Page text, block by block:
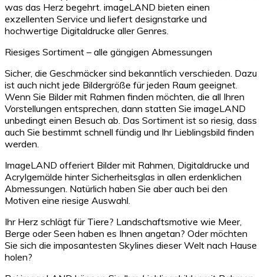
was das Herz begehrt. imageLAND bieten einen
exzellenten Service und liefert designstarke und
hochwertige Digitaldrucke aller Genres.
Riesiges Sortiment – alle gängigen Abmessungen
Sicher, die Geschmäcker sind bekanntlich verschieden. Dazu
ist auch nicht jede Bildergröße für jeden Raum geeignet.
Wenn Sie Bilder mit Rahmen finden möchten, die all Ihren
Vorstellungen entsprechen, dann statten Sie imageLAND
unbedingt einen Besuch ab. Das Sortiment ist so riesig, dass
auch Sie bestimmt schnell fündig und Ihr Lieblingsbild finden
werden.
ImageLAND offeriert Bilder mit Rahmen, Digitaldrucke und
Acrylgemälde hinter Sicherheitsglas in allen erdenklichen
Abmessungen. Natürlich haben Sie aber auch bei den
Motiven eine riesige Auswahl.
Ihr Herz schlägt für Tiere? Landschaftsmotive wie Meer,
Berge oder Seen haben es Ihnen angetan? Oder möchten
Sie sich die imposantesten Skylines dieser Welt nach Hause
holen?